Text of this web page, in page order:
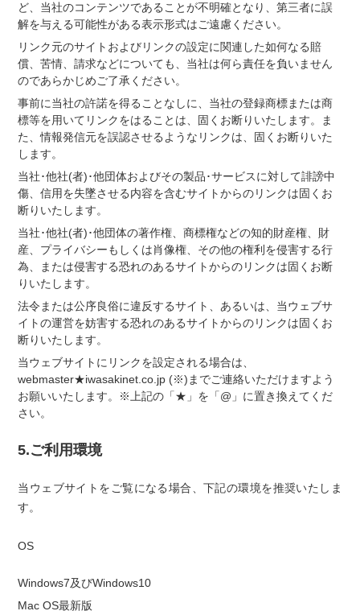
ど、当社のコンテンツであることが不明確となり、第三者に誤
解を与える可能性がある表示形式はご遠慮ください。
リンク元のサイトおよびリンクの設定に関連した如何なる賠
償、苦情、請求などについても、当社は何ら責任を負いません
のであらかじめご了承ください。
事前に当社の許諾を得ることなしに、当社の登録商標または商
標等を用いてリンクをはることは、固くお断りいたします。ま
た、情報発信元を誤認させるようなリンクは、固くお断りいた
します。
当社･他社(者)･他団体およびその製品･サービスに対して誹謗中
傷、信用を失墜させる内容を含むサイトからのリンクは固くお
断りいたします。
当社･他社(者)･他団体の著作権、商標権などの知的財産権、財
産、プライバシーもしくは肖像権、その他の権利を侵害する行
為、または侵害する恐れのあるサイトからのリンクは固くお断
りいたします。
法令または公序良俗に違反するサイト、あるいは、当ウェブサ
イトの運営を妨害する恐れのあるサイトからのリンクは固くお
断りいたします。
当ウェブサイトにリンクを設定される場合は、
webmaster★iwasakinet.co.jp (※)までご連絡いただけますよう
お願いいたします。※上記の「★」を「@」に置き換えてくだ
さい。
5.ご利用環境
当ウェブサイトをご覧になる場合、下記の環境を推奨いたしま
す。
OS
Windows7及びWindows10
Mac OS最新版